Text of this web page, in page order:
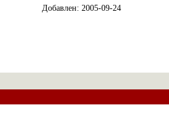
Добавлен: 2005-09-24